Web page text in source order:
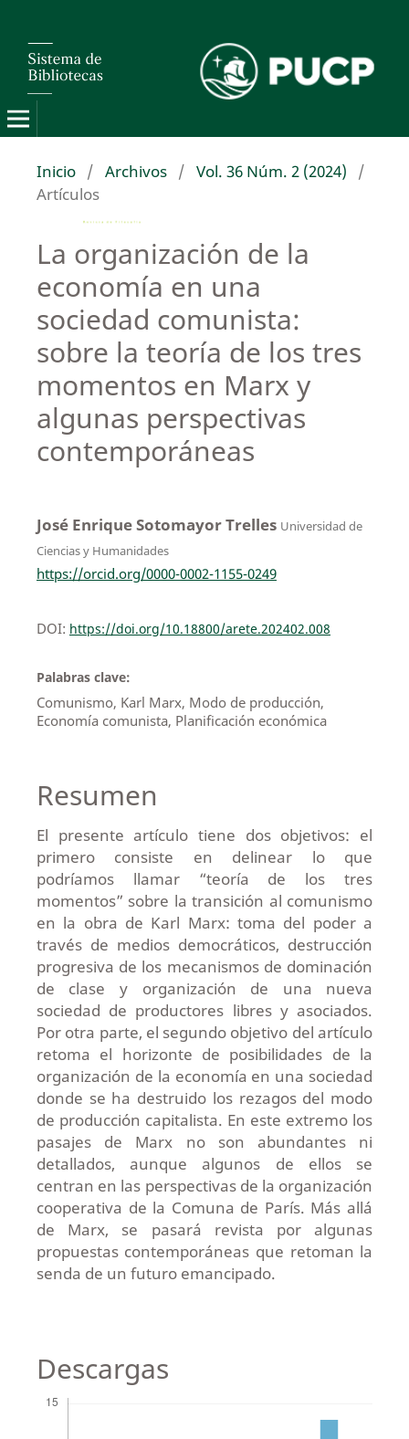
Inicio / Archivos / Vol. 36 Núm. 2 (2024)
/
Artículos
La organización de la
economía en una
sociedad comunista:
sobre la teoría de los tres
momentos en Marx y
algunas perspectivas
contemporáneas
José Enrique Sotomayor Trelles Universidad de
Ciencias y Humanidades
https://orcid.org/0000-0002-1155-0249
DOI: https://doi.org/10.18800/arete.202402.008
Palabras clave:
Comunismo, Karl Marx, Modo de producción,
Economía comunista, Planificación económica
Resumen
El presente artículo tiene dos objetivos: el
primero consiste en delinear lo que
podríamos llamar “teoría de los tres
momentos” sobre la transición al comunismo
en la obra de Karl Marx: toma del poder a
través de medios democráticos, destrucción
progresiva de los mecanismos de dominación
de clase y organización de una nueva
sociedad de productores libres y asociados.
Por otra parte, el segundo objetivo del artículo
retoma el horizonte de posibilidades de la
organización de la economía en una sociedad
donde se ha destruido los rezagos del modo
de producción capitalista. En este extremo los
pasajes de Marx no son abundantes ni
detallados, aunque algunos de ellos se
centran en las perspectivas de la organización
cooperativa de la Comuna de París. Más allá
de Marx, se pasará revista por algunas
propuestas contemporáneas que retoman la
senda de un futuro emancipado.
Descargas